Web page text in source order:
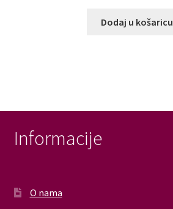
Dodaj u košaricu
Informacije
O nama